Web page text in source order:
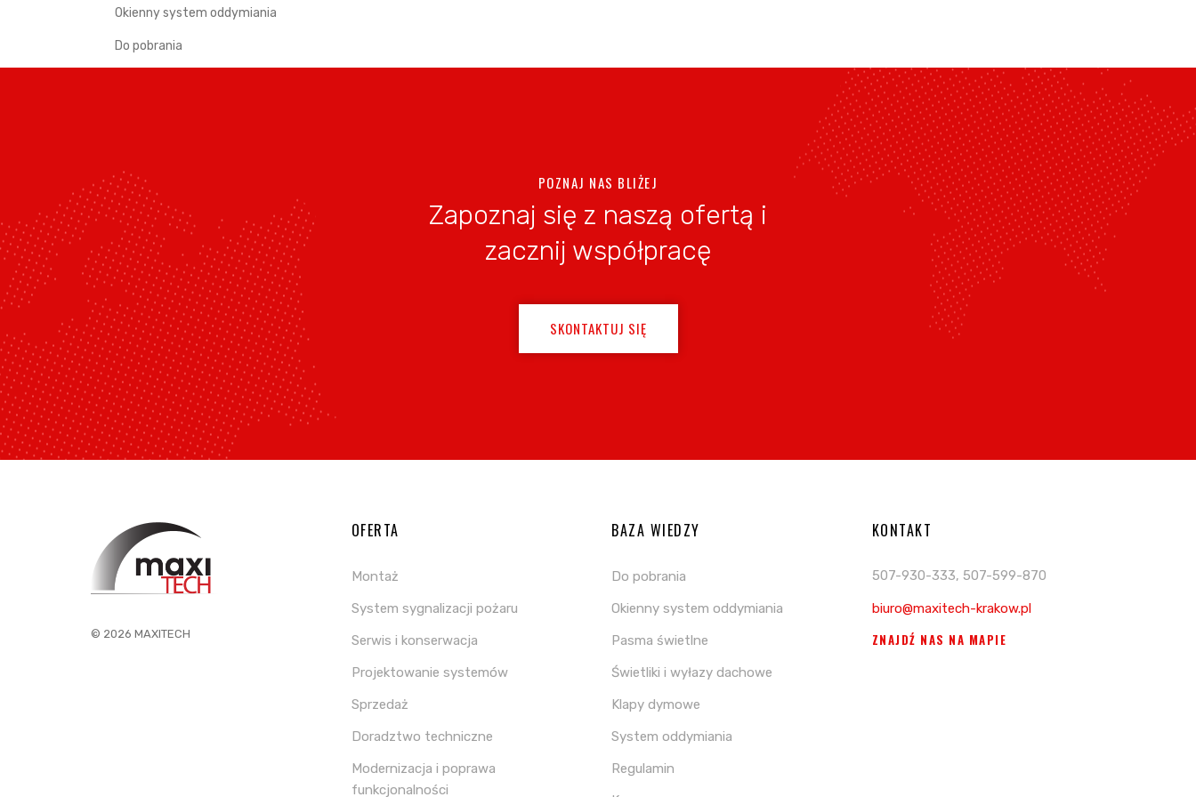
Okienny system oddymiania
Do pobrania
POZNAJ NAS BLIŻEJ
Zapoznaj się z naszą ofertą i
zacznij współpracę
SKONTAKTUJ SIĘ
© 2026 MAXITECH
OFERTA
Montaż
System sygnalizacji pożaru
Serwis i konserwacja
Projektowanie systemów
Sprzedaż
Doradztwo techniczne
Modernizacja i poprawa
funkcjonalności
BAZA WIEDZY
Do pobrania
Okienny system oddymiania
Pasma świetlne
Świetliki i wyłazy dachowe
Klapy dymowe
System oddymiania
Regulamin
KONTAKT
507-930-333, 507-599-870
biuro@maxitech-krakow.pl
ZNAJDŹ NAS NA MAPIE